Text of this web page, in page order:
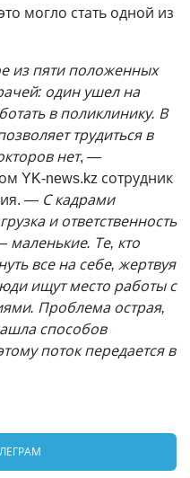
могло стать одной из
из пяти положенных
один ушел на
в поликлинику. В
трудиться в
нет, —
YK-news.kz сотрудник
— С кадрами
и ответственность
маленькие. Те, кто
все на себе, жертвуя
ищут место работы с
Проблема острая,
способов
поток передается в